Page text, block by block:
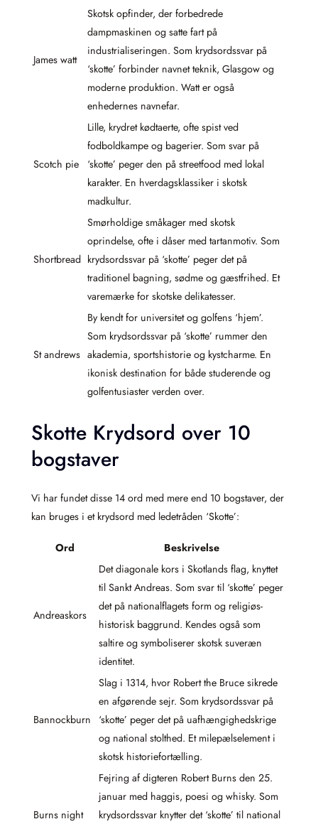
James watt
Skotsk opfinder, der forbedrede
dampmaskinen og satte fart på
industrialiseringen. Som krydsordssvar på
‘skotte’ forbinder navnet teknik, Glasgow og
moderne produktion. Watt er også
enhedernes navnefar.
Scotch pie
Lille, krydret kødtaerte, ofte spist ved
fodboldkampe og bagerier. Som svar på
‘skotte’ peger den på streetfood med lokal
karakter. En hverdagsklassiker i skotsk
madkultur.
Shortbread
Smørholdige småkager med skotsk
oprindelse, ofte i dåser med tartanmotiv. Som
krydsordssvar på ‘skotte’ peger det på
traditionel bagning, sødme og gæstfrihed. Et
varemærke for skotske delikatesser.
St andrews
By kendt for universitet og golfens ‘hjem’.
Som krydsordssvar på ‘skotte’ rummer den
akademia, sportshistorie og kystcharme. En
ikonisk destination for både studerende og
golfentusiaster verden over.
Skotte Krydsord over 10
bogstaver
Vi har fundet disse 14 ord med mere end 10 bogstaver, der
kan bruges i et krydsord med ledetråden ‘Skotte’:
Ord Beskrivelse
Andreaskors
Det diagonale kors i Skotlands flag, knyttet
til Sankt Andreas. Som svar til ‘skotte’ peger
det på nationalflagets form og religiøs-
historisk baggrund. Kendes også som
saltire og symboliserer skotsk suveræn
identitet.
Bannockburn
Slag i 1314, hvor Robert the Bruce sikrede
en afgørende sejr. Som krydsordssvar på
‘skotte’ peger det på uafhængighedskrige
og national stolthed. Et milepælselement i
skotsk historiefortælling.
Burns night
Fejring af digteren Robert Burns den 25.
januar med haggis, poesi og whisky. Som
krydsordssvar knytter det ‘skotte’ til national